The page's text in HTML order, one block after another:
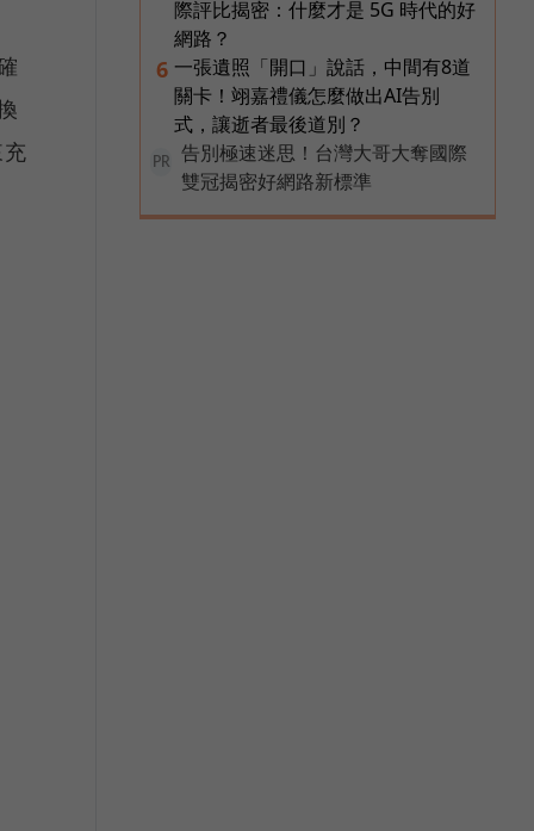
際評比揭密：什麼才是 5G 時代的好
網路？
6 一張遺照「開口」說話，中間有8道
關卡！翊嘉禮儀怎麼做出AI告別
式，讓逝者最後道別？
PR
告別極速迷思！台灣大哥大奪國際
雙冠揭密好網路新標準